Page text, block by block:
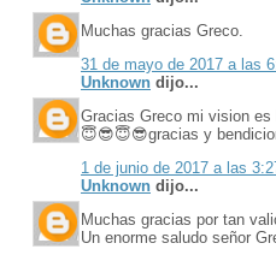
Muchas gracias Greco.
31 de mayo de 2017 a las
Unknown dijo...
Gracias Greco mi vision
😇😎😇😎gracias y
1 de junio de 2017 a las
Unknown dijo...
Muchas gracias por tan
Un enorme saludo señor